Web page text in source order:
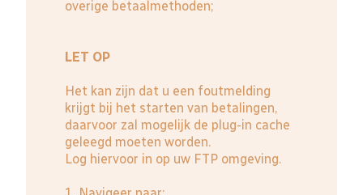
overige betaalmethoden;
LET OP
Het kan zijn dat u een foutmelding
krijgt bij het starten van betalingen,
daarvoor zal mogelijk de plug-in cache
geleegd moeten worden.
Log hiervoor in op uw FTP omgeving.